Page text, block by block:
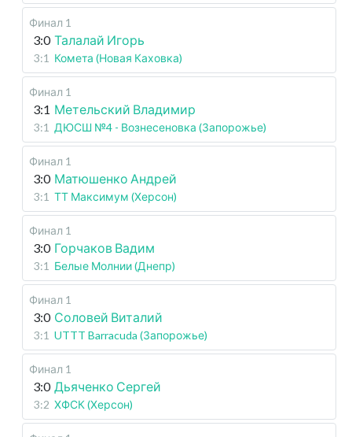
Финал 1
3:0 Талалай Игорь
3:1 Комета (Новая Каховка)
Финал 1
3:1 Метельский Владимир
3:1 ДЮСШ №4 - Вознесеновка (Запорожье)
Финал 1
3:0 Матюшенко Андрей
3:1 ТТ Максимум (Херсон)
Финал 1
3:0 Горчаков Вадим
3:1 Белые Молнии (Днепр)
Финал 1
3:0 Соловей Виталий
3:1 UTTT Barracuda (Запорожье)
Финал 1
3:0 Дьяченко Сергей
3:2 ХФСК (Херсон)